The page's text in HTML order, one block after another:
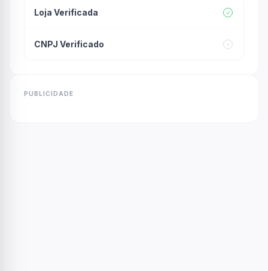
Loja Verificada
CNPJ Verificado
PUBLICIDADE